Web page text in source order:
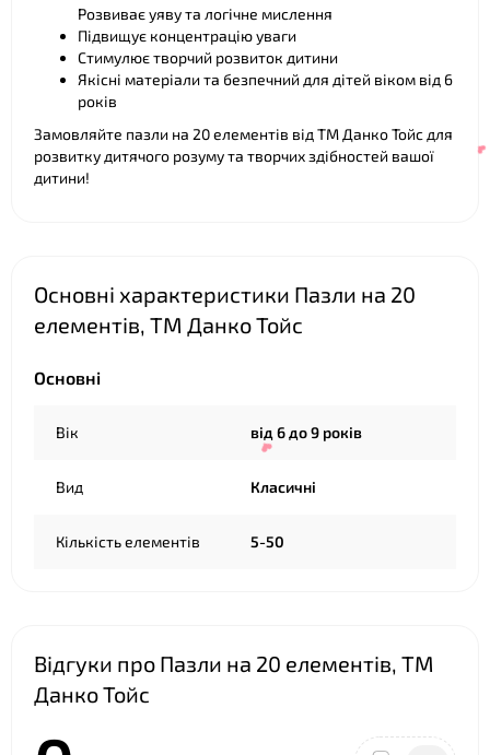
Розвиває уяву та логічне мислення
Підвищує концентрацію уваги
Стимулює творчий розвиток дитини
Якісні матеріали та безпечний для дітей віком від 6
років
Замовляйте пазли на 20 елементів від ТМ Данко Тойс для
розвитку дитячого розуму та творчих здібностей вашої
дитини!
Основні характеристики Пазли на 20
елементів, ТМ Данко Тойс
Основні
Вік від 6 до 9 років
Вид Класичні
Кількість елементів 5-50
Відгуки про Пазли на 20 елементів, ТМ
Данко Тойс